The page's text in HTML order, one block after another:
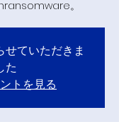
。
せていただきま
た
トを見る